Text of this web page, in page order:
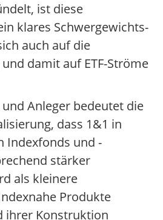
ist diese
klares Schwergewichts-
auch auf die
damit auf ETF-Ströme
Anleger bedeutet die
dass 1&1 in
Indexfonds und -
stärker
als kleinere
Produkte
ihrer Konstruktion